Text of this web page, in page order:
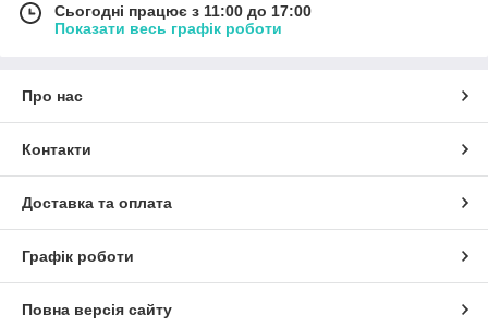
Сьогодні працює з 11:00 до 17:00
Показати весь графік роботи
Про нас
Контакти
Доставка та оплата
Графік роботи
Повна версія сайту